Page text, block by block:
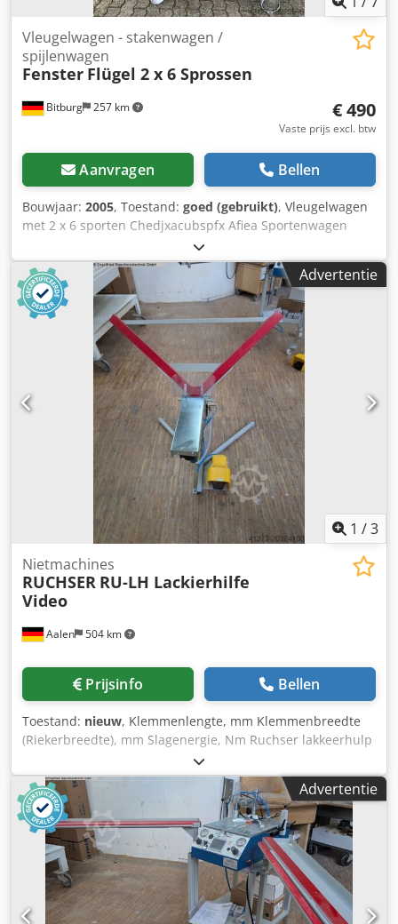
Bitburg 257 km
Vleugelwagen - stakenwagen /
spijlenwagen
Fenster Flügel 2 x 6 Sprossen
€ 490
Vaste prijs excl. btw
Aanvragen Bellen
Bouwjaar: 2005, Toestand: goed (gebruikt), Vleugelwagen
met 2 x 6 sporten Chedjxacubspfx Afiea Sportenwagen
Orderpickwagen Verrijdbaar Lengte: 1,1 m Sporten: 0,55 m
Hoogte: 2 m Locatie: uit voorraad 54634 Bitburg - direct
beschikbaar -
Advertentie
1 /3
Aalen 504 km
Nietmachines
RUCHSER RU-LH Lackierhilfe
Video
Prijsinfo Bellen
Toestand: nieuw, Klemmenlengte, mm Klemmenbreedte
(Riekerbreedte), mm Slagenergie, Nm Ruchser lakkeerhulp
voor het tegelijkertijd lakken van vleugel en glaslijstframe
RU-LH lakkeerhulp voor glaslijstframes voor het verwerken
van klemmen L=50 mm Lengte 700 mm, breedte 500 mm,
werkhoogte instelbaar van 700 - 1200 mm. Op de 4 hoeken
van het glaslijstframe wordt telkens 1 klem geplaatst. De
positionering gebeurt diagonaal, zodat de klemmen
ongeveer 35 mm uit het hout steken. Bij het indrukken in
het vleugelframe ontstaat er een klemwerking. Voor het
lakken wordt het glaslijstframe met ongeveer 20 mm
Advertentie